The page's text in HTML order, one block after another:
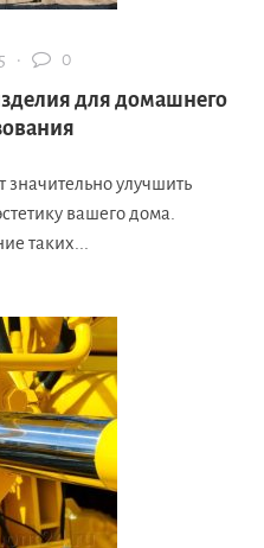
· 0
для домашнего
значительно улучшить
вашего дома.
таких...